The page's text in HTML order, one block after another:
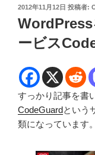
投
稿
日:
2012年11月12日 投稿者:
ービス
すっかり記事を書
CodeGuardという
類になっています。